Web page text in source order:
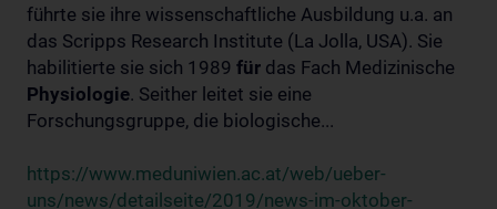
führte sie ihre wissenschaftliche Ausbildung u.a. an
das Scripps Research Institute (La Jolla, USA). Sie
habilitierte sie sich 1989 für das Fach Medizinische
Physiologie. Seither leitet sie eine
Forschungsgruppe, die biologische...
https://www.meduniwien.ac.at/web/ueber-
uns/news/detailseite/2019/news-im-oktober-